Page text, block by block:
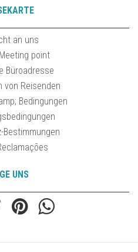
an uns
point
Büroadresse
von Reisenden
Bedingungen
Bestimmungen
UNS